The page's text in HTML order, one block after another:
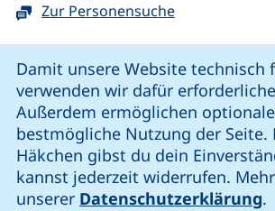
Damit unsere Website technisch
verwenden wir dafür
Außerdem ermöglichen
bestmögliche Nutzung der Seite.
Häkchen gibst du dein
kannst jederzeit widerrufen.
unserer Datenschutzerklärung.
Zur Personensuche
unsere Facebook-Seite (externer
unsere LinkedIn-Seite
unsere Instagram-
unsere
Cookie-Einstellungen
Impressum